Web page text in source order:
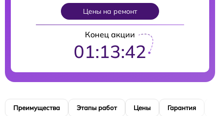
Цены на ремонт
Конец акции
01:13:41
Преимущества Этапы работ Цены Гарантия